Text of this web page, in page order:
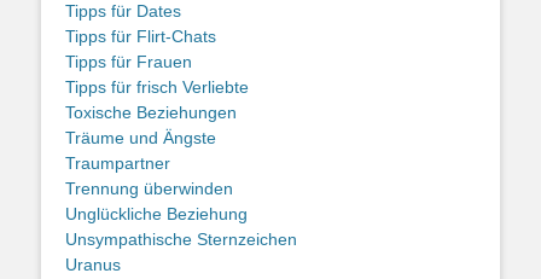
Tipps für Dates
Tipps für Flirt-Chats
Tipps für Frauen
Tipps für frisch Verliebte
Toxische Beziehungen
Träume und Ängste
Traumpartner
Trennung überwinden
Unglückliche Beziehung
Unsympathische Sternzeichen
Uranus